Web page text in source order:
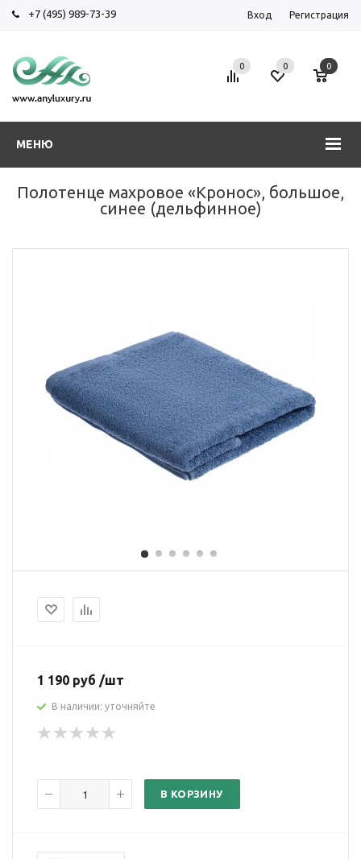
+7 (495) 989-73-39 Вход Регистрация
МЕНЮ
0 0 0
Полотенце махровое «Кронос», большое,
синее (дельфинное)
1 190 руб /шт
В наличии: уточняйте
В КОРЗИНУ